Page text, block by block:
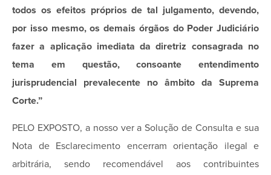
todos os efeitos próprios de tal julgamento, devendo,
por isso mesmo, os demais órgãos do Poder Judiciário
fazer a aplicação imediata da diretriz consagrada no
tema em questão, consoante entendimento
jurisprudencial prevalecente no âmbito da Suprema
Corte.”
PELO EXPOSTO, a nosso ver a Solução de Consulta e sua
Nota de Esclarecimento encerram orientação ilegal e
arbitrária, sendo recomendável aos contribuintes